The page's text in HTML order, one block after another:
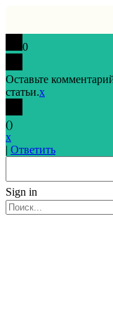
0
Оставьте
статьи.x
()
x
| Ответить
Sign in